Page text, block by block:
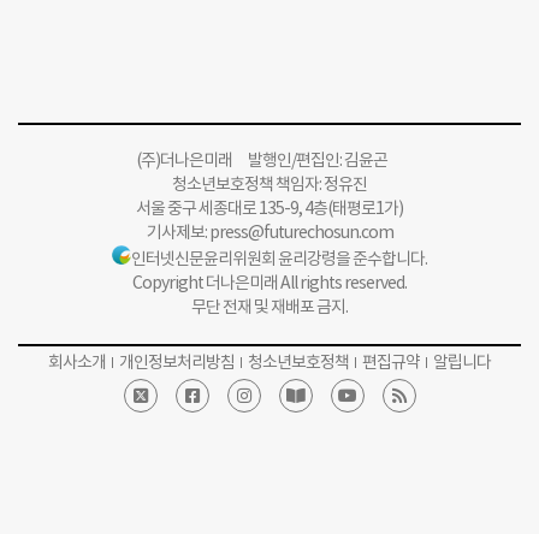
(주)더나은미래 발행인/편집인: 김윤곤
청소년보호정책 책임자: 정유진
서울 중구 세종대로 135-9, 4층(태평로1가)
기사제보:press@futurechosun.com
인터넷신문윤리위원회 윤리강령을 준수합니다.
Copyright 더나은미래 All rights reserved.
무단 전재 및 재배포 금지.
회사소개 개인정보처리방침 청소년보호정책 편집규약 알립니다